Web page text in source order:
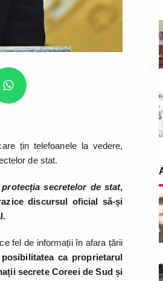
țin telefoanele la vedere,
de stat.
secretelor de stat,
discursul oficial să-și
fel de informații în afara țării
ca proprietarul
secrete Coreei de Sud și